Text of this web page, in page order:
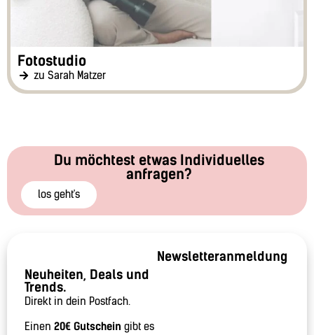
Fotostudio
zu Sarah Matzer
Du möchtest etwas Individuelles
anfragen?
los geht's
Neuheiten, Deals und
Trends.
Direkt in dein Postfach.
Einen 20€ Gutschein gibt es
Newsletteranmeldung